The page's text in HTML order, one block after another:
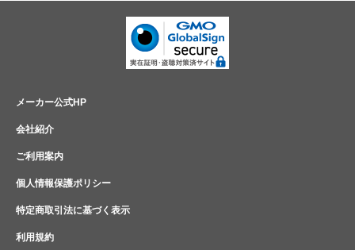
メーカー公式HP
会社紹介
ご利用案内
個人情報保護ポリシー
特定商取引法に基づく表示
利用規約